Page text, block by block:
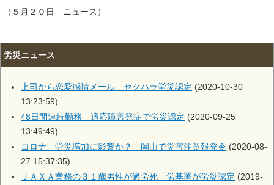
（５月２０日 ニュース）
労災ニュース
上司から恋愛感情メール セクハラ労災認定 (2020-10-30
13:23:59)
48日間連続勤務 適応障害発症で労災認定 (2020-09-25
13:49:49)
コロナ、労災増加に影響か？ 岡山で災害注意報発令 (2020-08-
27 15:37:35)
ＪＡＸＡ業務の３１歳男性が過労死 労基署が労災認定 (2019-